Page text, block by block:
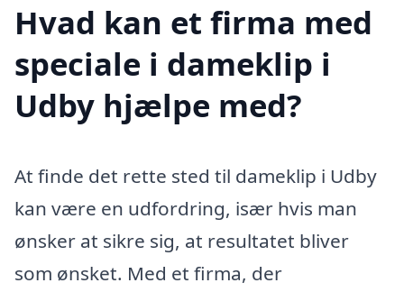
Hvad kan et firma med
speciale i dameklip i
Udby hjælpe med?
At finde det rette sted til dameklip i Udby
kan være en udfordring, især hvis man
ønsker at sikre sig, at resultatet bliver
som ønsket. Med et firma, der